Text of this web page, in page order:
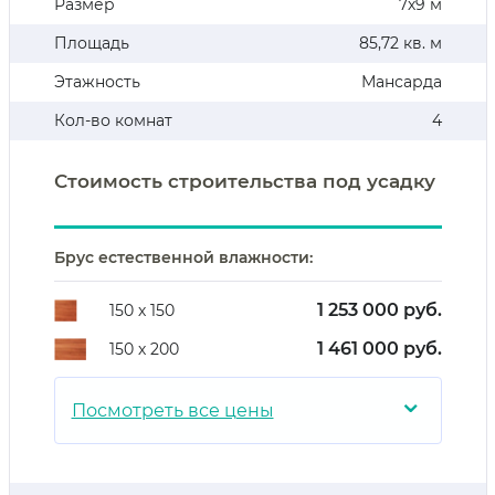
Размер
7х9 м
Площадь
85,72 кв. м
Этажность
Мансарда
Кол-во комнат
4
Стоимость строительства под усадку
Брус естественной влажности:
150 х 150 1 253 000 руб.
150 х 200 1 461 000 руб.
Посмотреть все цены ⌄